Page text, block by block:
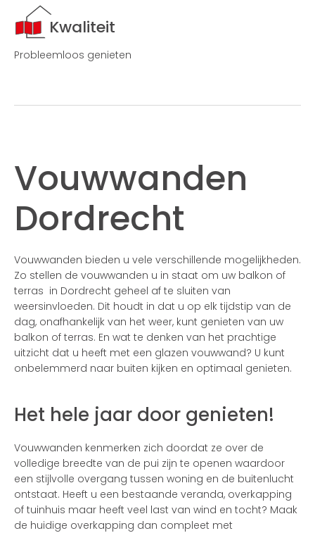
Kwaliteit
Probleemloos genieten
Vouwwanden
Dordrecht
Vouwwanden bieden u vele verschillende mogelijkheden.
Zo stellen de vouwwanden u in staat om uw balkon of
terras in Dordrecht geheel af te sluiten van
weersinvloeden. Dit houdt in dat u op elk tijdstip van de
dag, onafhankelijk van het weer, kunt genieten van uw
balkon of terras. En wat te denken van het prachtige
uitzicht dat u heeft met een glazen vouwwand? U kunt
onbelemmerd naar buiten kijken en optimaal genieten.
Het hele jaar door genieten!
Vouwwanden kenmerken zich doordat ze over de
volledige breedte van de pui zijn te openen waardoor
een stijlvolle overgang tussen woning en de buitenlucht
ontstaat. Heeft u een bestaande veranda, overkapping
of tuinhuis maar heeft veel last van wind en tocht? Maak
de huidige overkapping dan compleet met